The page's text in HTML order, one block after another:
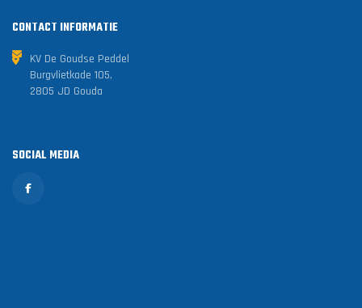
CONTACT INFORMATIE
KV De Goudse Peddel
Burgvlietkade 105,
2805 JD Gouda
SOCIAL MEDIA